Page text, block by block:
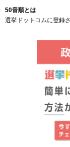
50音順とは
選挙ドットコムに登録